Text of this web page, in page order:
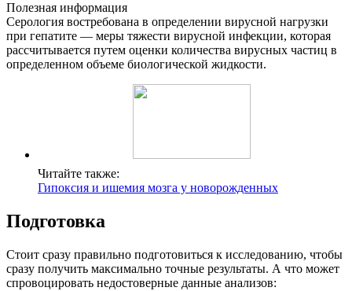
Полезная информация
Серология востребована в определении вирусной нагрузки
при гепатите — меры тяжести вирусной инфекции, которая
рассчитывается путем оценки количества вирусных частиц в
определенном объеме биологической жидкости.
Читайте также:
Гипоксия и ишемия мозга у новорожденных
Подготовка
Стоит сразу правильно подготовиться к исследованию, чтобы
сразу получить максимально точные результаты. А что может
спровоцировать недостоверные данные анализов: